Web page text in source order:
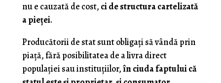
nu e cauzată de cost, ci de structura cartelizată
a pieței.
Producătorii de stat sunt obligați să vândă prin
piață, fără posibilitatea de a livra direct
populației sau instituțiilor,în ciuda faptului că